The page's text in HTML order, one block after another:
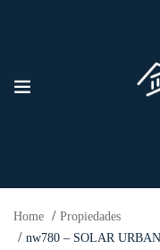
Home
Propiedades
nw780 – SOLAR